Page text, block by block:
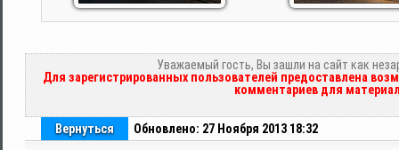
Уважаемый гость, Вы зашли на сайт как
Для зарегистрированных пользователей предоставлена
комментариев для
Вернуться Обновлено: 27 Ноября 2013 18:32